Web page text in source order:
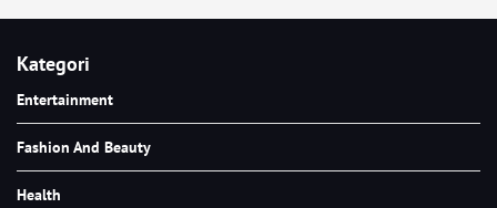
Kategori
Entertainment
Fashion And Beauty
Health